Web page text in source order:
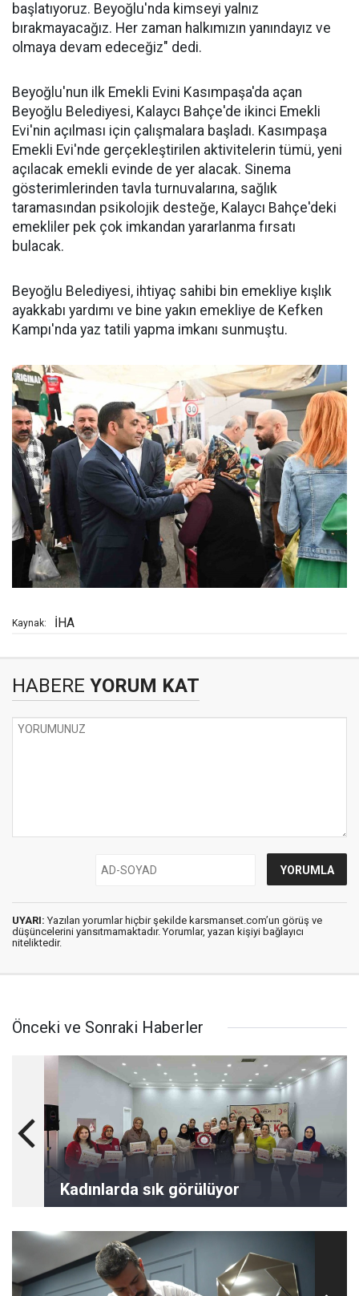
başlatıyoruz. Beyoğlu'nda kimseyi yalnız
bırakmayacağız. Her zaman halkımızın yanındayız ve
olmaya devam edeceğiz" dedi.
Beyoğlu'nun ilk Emekli Evini Kasımpaşa'da açan
Beyoğlu Belediyesi, Kalaycı Bahçe'de ikinci Emekli
Evi'nin açılması için çalışmalara başladı. Kasımpaşa
Emekli Evi'nde gerçekleştirilen aktivitelerin tümü, yeni
açılacak emekli evinde de yer alacak. Sinema
gösterimlerinden tavla turnuvalarına, sağlık
taramasından psikolojik desteğe, Kalaycı Bahçe'deki
emekliler pek çok imkandan yararlanma fırsatı
bulacak.
Beyoğlu Belediyesi, ihtiyaç sahibi bin emekliye kışlık
ayakkabı yardımı ve bine yakın emekliye de Kefken
Kampı'nda yaz tatili yapma imkanı sunmuştu.
Kaynak: İHA
HABERE YORUM KAT
UYARI: Yazılan yorumlar hiçbir şekilde karsmanset.com’un görüş ve
düşüncelerini yansıtmamaktadır. Yorumlar, yazan kişiyi bağlayıcı
niteliktedir.
Önceki ve Sonraki Haberler
Kadınlarda sık görülüyor